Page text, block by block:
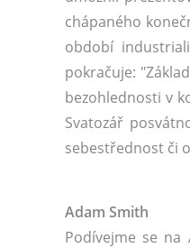
chápaného
období
pokračuje:
bezohlednosti v
Svatozář
sebestřednost či
Adam Smith
Podívejme se na